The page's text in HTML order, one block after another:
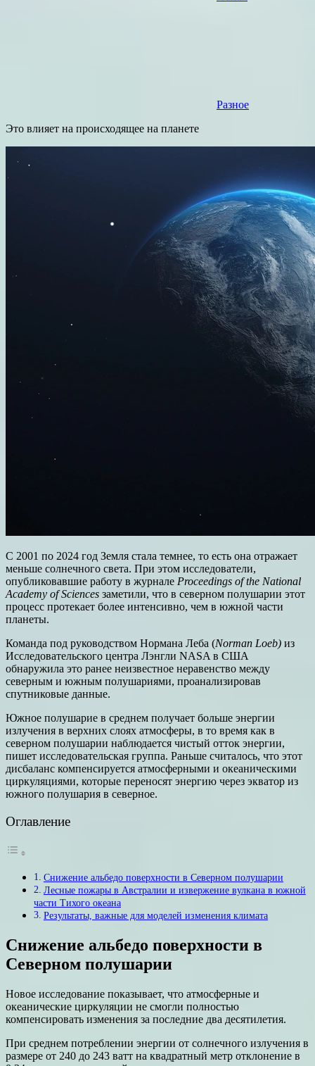
Разное
Это влияет на происходящее на планете
С 2001 по 2024 год Земля стала темнее, то есть она отражает
меньше солнечного света. При этом исследователи,
опубликовавшие работу в журнале Proceedings of the National
Academy of Sciences заметили, что в северном полушарии этот
процесс протекает более интенсивно, чем в южной части
планеты.
Команда под руководством Нормана Леба (Norman Loeb) из
Исследовательского центра Лэнгли NASA в США
обнаружила это ранее неизвестное неравенство между
северным и южным полушариями, проанализировав
спутниковые данные.
Южное полушарие в среднем получает больше энергии
излучения в верхних слоях атмосферы, в то время как в
северном полушарии наблюдается чистый отток энергии,
пишет исследовательская группа. Раньше считалось, что этот
дисбаланс компенсируется атмосферными и океаническими
циркуляциями, которые переносят энергию через экватор из
южного полушария в северное.
Оглавление
Снижение альбедо поверхности в Северном полушарии
Лесные пожары в Австралии и извержение вулкана в южной
части Тихого океана
Результаты, важные для моделей изменения климата
Снижение альбедо поверхности в
Северном полушарии
Новое исследование показывает, что атмосферные и
океанические циркуляции не смогли полностью
компенсировать изменения за последние два десятилетия.
При среднем потреблении энергии от солнечного излучения в
размере от 240 до 243 ватт на квадратный метр отклонение в